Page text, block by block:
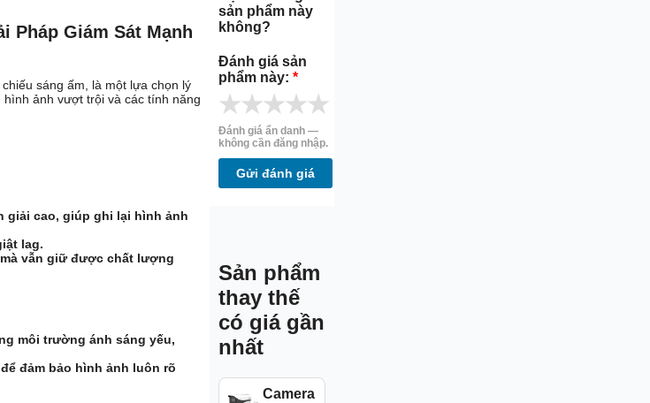
Pháp Giám Sát Mạnh
sáng ấm, là một lựa chọn lý
ảnh vượt trội và các tính năng
giải cao, giúp ghi lại hình ảnh
lag.
vẫn giữ được chất lượng
môi trường ánh sáng yếu,
đảm bảo hình ảnh luôn rõ
sản phẩm này
không?
Đánh giá sản
phẩm này:*
★★★★★
Đánh giá ẩn danh —
không cần đăng nhập.
Gửi đánh giá
Sản phẩm
thay thế
có giá gần
nhất
Camera